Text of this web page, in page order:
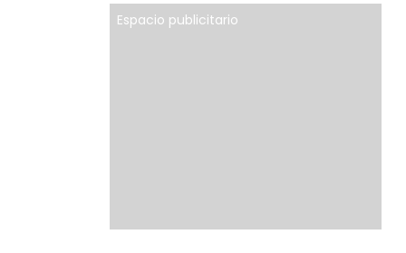
Espacio publicitario